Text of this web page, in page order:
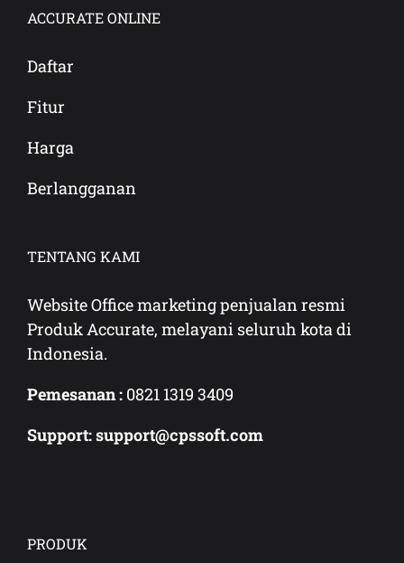
ACCURATE ONLINE
Daftar
Fitur
Harga
Berlangganan
TENTANG KAMI
Website Office marketing penjualan resmi
Produk Accurate, melayani seluruh kota di
Indonesia.
Pemesanan : 0821 1319 3409
Support: support@cpssoft.com
PRODUK